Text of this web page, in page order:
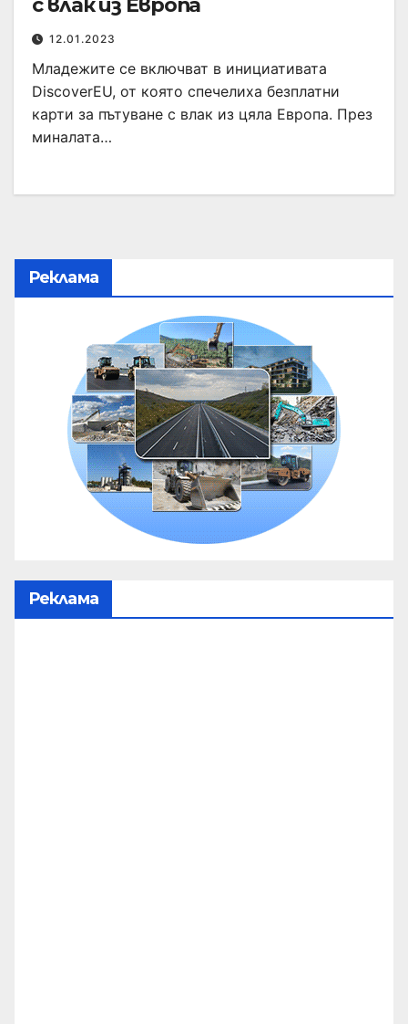
с влак из Европа
12.01.2023
Младежите се включват в инициативата
DiscoverEU, от която спечелиха безплатни
карти за пътуване с влак из цяла Европа. През
миналата…
Реклама
Реклама